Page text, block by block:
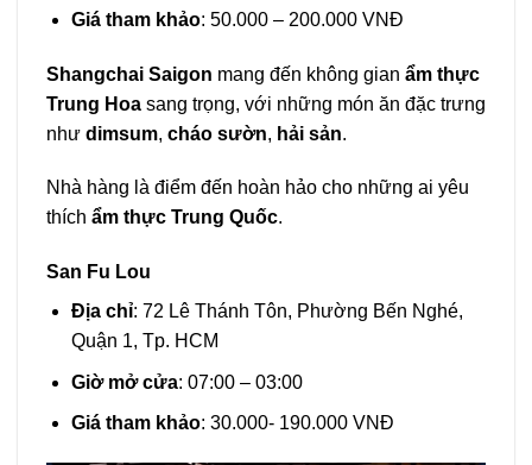
Giá tham khảo: 50.000 – 200.000 VNĐ
Shangchai Saigon mang đến không gian ẩm thực
Trung Hoa sang trọng, với những món ăn đặc trưng
như dimsum, cháo sườn, hải sản.
Nhà hàng là điểm đến hoàn hảo cho những ai yêu
thích ẩm thực Trung Quốc.
San Fu Lou
Địa chỉ: 72 Lê Thánh Tôn, Phường Bến Nghé,
Quận 1, Tp. HCM
Giờ mở cửa: 07:00 – 03:00
Giá tham khảo: 30.000- 190.000 VNĐ